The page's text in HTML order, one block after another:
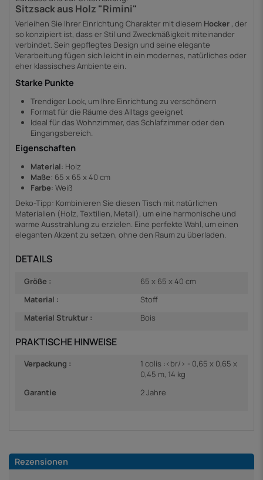
Sitzsack aus Holz "Rimini"
Verleihen Sie Ihrer Einrichtung Charakter mit diesem Hocker , der
so konzipiert ist, dass er Stil und Zweckmäßigkeit miteinander
verbindet. Sein gepflegtes Design und seine elegante
Verarbeitung fügen sich leicht in ein modernes, natürliches oder
eher klassisches Ambiente ein.
Starke Punkte
Trendiger Look, um Ihre Einrichtung zu verschönern
Format für die Räume des Alltags geeignet
Ideal für das Wohnzimmer, das Schlafzimmer oder den
Eingangsbereich.
Eigenschaften
Material: Holz
Maße: 65 x 65 x 40 cm
Farbe: Weiß
Deko-Tipp: Kombinieren Sie diesen Tisch mit natürlichen
Materialien (Holz, Textilien, Metall), um eine harmonische und
warme Ausstrahlung zu erzielen. Eine perfekte Wahl, um einen
eleganten Akzent zu setzen, ohne den Raum zu überladen.
DETAILS
Größe :
65 x 65 x 40 cm
Material :
Stoff
Material Struktur :
Bois
PRAKTISCHE HINWEISE
Verpackung :
1 colis :<br/> - 0,65 x 0,65 x
0,45 m, 14 kg
Garantie
2 Jahre
Rezensionen